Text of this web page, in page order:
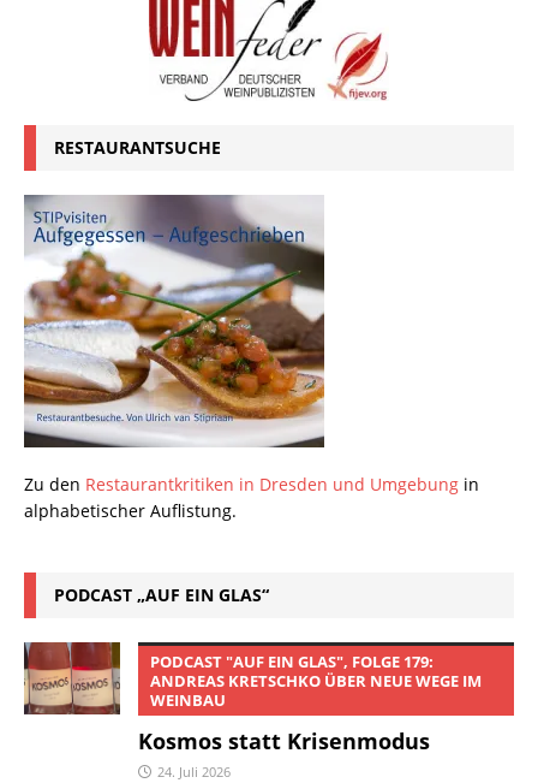
RESTAURANTSUCHE
Zu den Restaurantkritiken in Dresden und Umgebung in
alphabetischer Auflistung.
PODCAST „AUF EIN GLAS“
PODCAST "AUF EIN GLAS", FOLGE 179:
ANDREAS KRETSCHKO ÜBER NEUE WEGE IM
WEINBAU
Kosmos statt Krisenmodus
24. Juli 2026